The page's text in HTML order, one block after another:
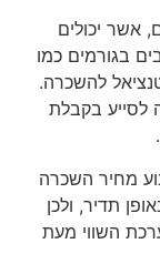
אשר יכולים
בגורמים כמו
להשכרה.
לסייע בקבלת
מחיר השכרה
תדיר, ולכן
השווי מעת